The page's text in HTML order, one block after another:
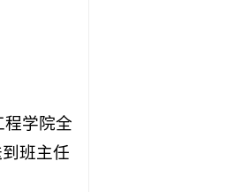
程学院全
班主任